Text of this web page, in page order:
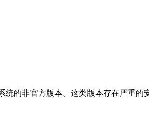
的非官方版本。这类版本存在严重